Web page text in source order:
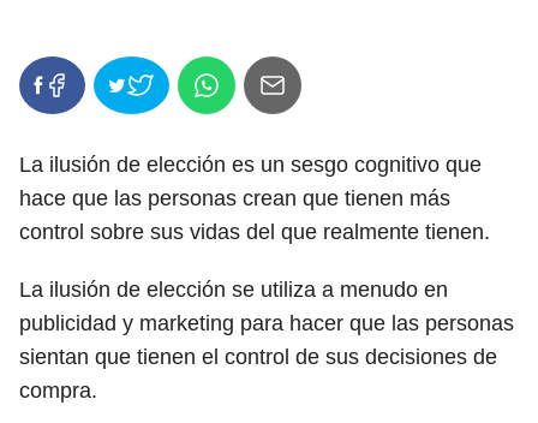
La ilusión de elección es un sesgo cognitivo que
hace que las personas crean que tienen más
control sobre sus vidas del que realmente tienen.
La ilusión de elección se utiliza a menudo en
publicidad y marketing para hacer que las personas
sientan que tienen el control de sus decisiones de
compra.